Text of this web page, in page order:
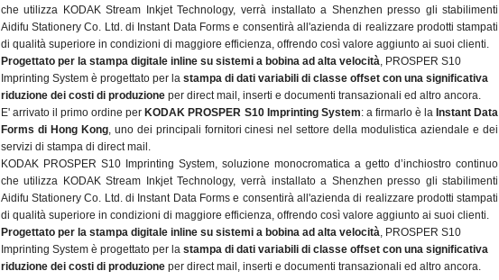
che utilizza KODAK Stream Inkjet Technology, verrà installato a Shenzhen presso gli stabilimenti
Aidifu Stationery Co. Ltd. di Instant Data Forms e consentirà all'azienda di realizzare prodotti stampati
di qualità superiore in condizioni di maggiore efficienza, offrendo così valore aggiunto ai suoi clienti.
Progettato per la stampa digitale inline su sistemi a bobina ad alta velocità , PROSPER S10
Imprinting System è progettato per la stampa di dati variabili di classe offset con una significativa
riduzione dei costi di produzioneper direct mail, inserti e documenti transazionali ed altro ancora.
E' arrivato il primo ordine perKODAK PROSPER S10 Imprinting System: a firmarlo è laInstant Data
Forms di Hong Kong, uno dei principali fornitori cinesi nel settore della modulistica aziendale e dei
servizi di stampa di direct mail.
KODAK PROSPER S10 Imprinting System, soluzione monocromatica a getto d’inchiostro continuo
che utilizza KODAK Stream Inkjet Technology, verrà installato a Shenzhen presso gli stabilimenti
Aidifu Stationery Co. Ltd. di Instant Data Forms e consentirà all'azienda di realizzare prodotti stampati
di qualità superiore in condizioni di maggiore efficienza, offrendo così valore aggiunto ai suoi clienti.
Progettato per la stampa digitale inline su sistemi a bobina ad alta velocità , PROSPER S10
Imprinting System è progettato per la stampa di dati variabili di classe offset con una significativa
riduzione dei costi di produzioneper direct mail, inserti e documenti transazionali ed altro ancora.